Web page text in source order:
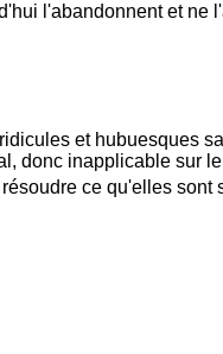
l'abandonnent et ne
et hubuesques
donc inapplicable sur
ce qu'elles sont